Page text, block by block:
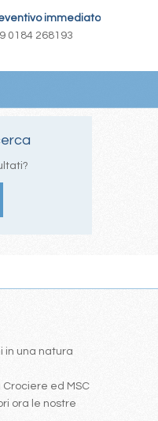
immediato
0184 268193
in una natura
ed MSC
ora le nostre